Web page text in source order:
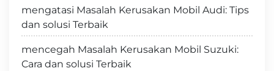
mengatasi Masalah Kerusakan Mobil Audi: Tips
dan solusi Terbaik
mencegah Masalah Kerusakan Mobil Suzuki:
Cara dan solusi Terbaik